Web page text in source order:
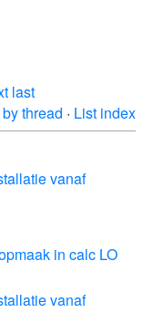
last
by thread · List index
vanaf
in calc LO
vanaf